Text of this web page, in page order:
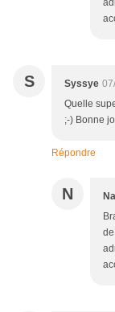
S Syssye
Quelle
;-) Bonne
Répondre
N